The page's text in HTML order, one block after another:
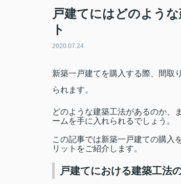
戸建てにはどのよう
ト
2020.07.24
新築一戸建てを購入する際、間取
られます。
どのような建築工法があるのか、
ームを手に入れられるでしょう。
この記事では新築一戸建ての購入
リットをご紹介します。
戸建てにおける建築工法